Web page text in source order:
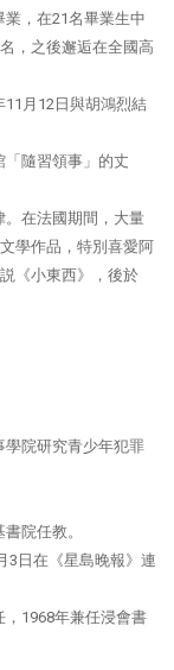
，在21名畢業生中
，之後邂逅在全國高
11月12日與胡鴻烈結
「隨習領事」的丈
。在法國期間，大量
學作品，特別喜愛阿
《小東西》，後於
學院研究青少年犯罪
院任教。
3日在《星島晚報》連
，1968年兼任浸會書